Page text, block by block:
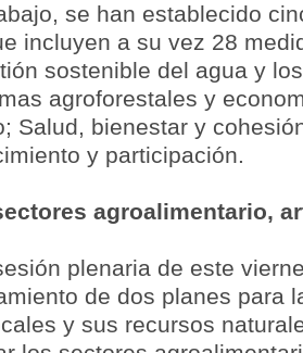
se han establecido
incluyen a su vez 28
sostenible del agua y
agroforestales y
Salud, bienestar y
y participación.
agroalimentario,
plenaria de este
de dos planes para
y sus recursos